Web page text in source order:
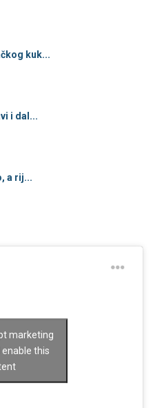
kuk...
i dal...
a rij...
marketing
enable this